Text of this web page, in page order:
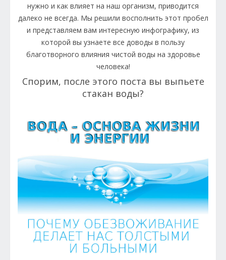
нужно и как влияет на наш организм, приводится
далеко не всегда. Мы решили восполнить этот пробел
и представляем вам интересную инфографику, из
которой вы узнаете все доводы в пользу
благотворного влияния чистой воды на здоровье
человека!
Спорим, после этого поста вы выпьете
стакан воды?